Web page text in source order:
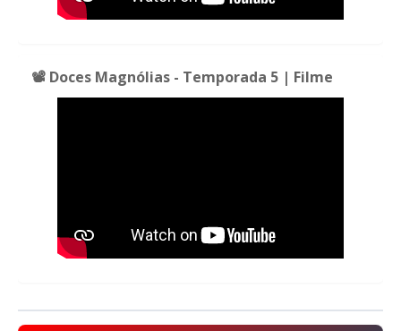
📽️ Doces Magnólias - Temporada 5 | Filme